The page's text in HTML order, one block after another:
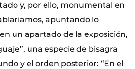
y, por ello, monumental en
apuntando lo
un apartado de la exposición,
una especie de bisagra
y el orden posterior: “En el